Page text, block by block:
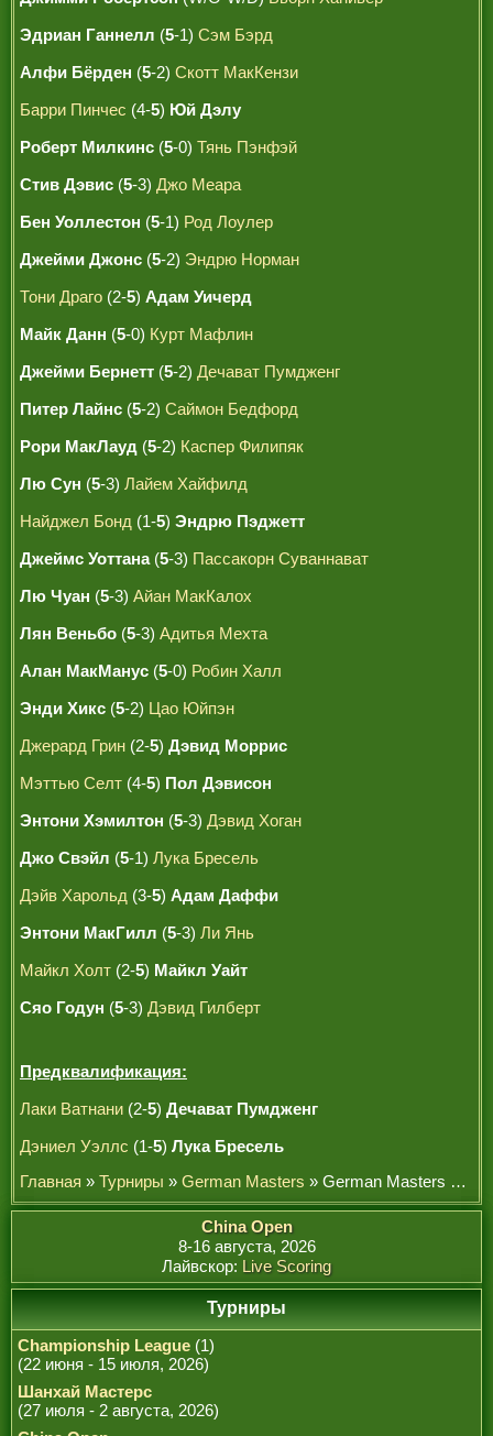
Эдриан Ганнелл (5-1) Сэм Бэрд
Алфи Бёрден (5-2) Скотт МакКензи
Барри Пинчес (4-5) Юй Дэлу
Роберт Милкинс (5-0) Тянь Пэнфэй
Стив Дэвис (5-3) Джо Меара
Бен Уоллестон (5-1) Род Лоулер
Джейми Джонс (5-2) Эндрю Норман
Тони Драго (2-5) Адам Уичерд
Майк Данн (5-0) Курт Мафлин
Джейми Бернетт (5-2) Дечават Пумдженг
Питер Лайнс (5-2) Саймон Бедфорд
Рори МакЛауд (5-2) Каспер Филипяк
Лю Сун (5-3) Лайем Хайфилд
Найджел Бонд (1-5) Эндрю Пэджетт
Джеймс Уоттана(5-3) Пассакорн Суваннават
Лю Чуан (5-3) Айан МакКалох
Лян Веньбо (5-3) Адитья Мехта
Алан МакМанус (5-0) Робин Халл
Энди Хикс (5-2) Цао Юйпэн
Джерард Грин (2-5) Дэвид Моррис
Мэттью Селт (4-5) Пол Дэвисон
Энтони Хэмилтон (5-3) Дэвид Хоган
Джо Свэйл (5-1) Лука Бресель
Дэйв Харольд (3-5) Адам Даффи
Энтони МакГилл (5-3) Ли Янь
Майкл Холт (2-5) Майкл Уайт
Сяо Годун (5-3) Дэвид Гилберт
Предквалификация:
Лаки Ватнани (2-5) Дечават Пумдженг
Дэниел Уэллс (1-5) Лука Бресель
Главная » Турниры » German Masters » German Masters 2012
China Open
8-16 августа, 2026
Лайвскор: Live Scoring
Турниры
Championship League (1)
(22 июня - 15 июля, 2026)
Шанхай Мастерс
(27 июля - 2 августа, 2026)